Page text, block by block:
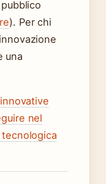
). Per chi
una
nel